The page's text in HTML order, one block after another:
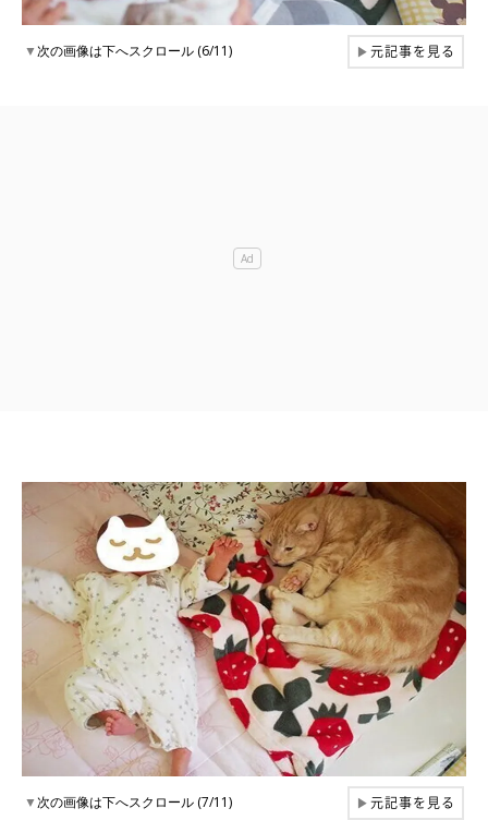
▼次の画像は下へスクロール (6/11) ▶元記事を見る
▼次の画像は下へスクロール (7/11) ▶元記事を見る